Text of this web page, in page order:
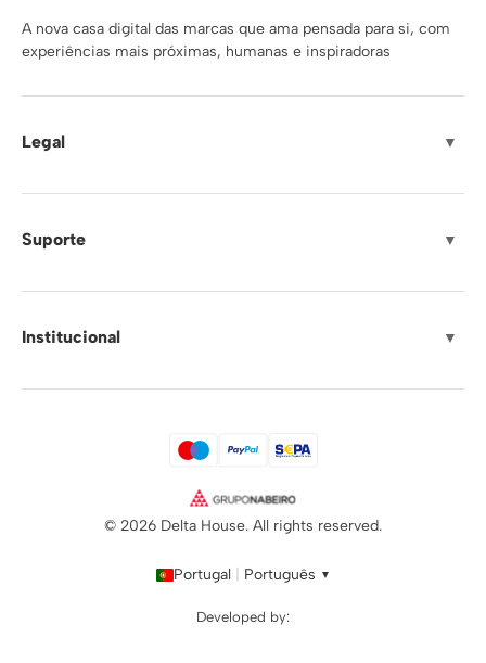
A nova casa digital das marcas que ama pensada para si, com
experiências mais próximas, humanas e inspiradoras
Legal ▼
Suporte ▼
Institucional ▼
© 2026 Delta House. All rights reserved.
Portugal Português ▼
Developed by: